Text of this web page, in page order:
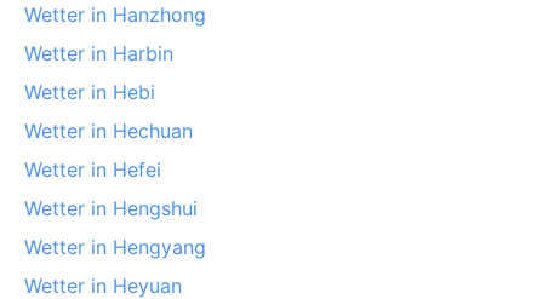
Wetter in Hanzhong
Wetter in Harbin
Wetter in Hebi
Wetter in Hechuan
Wetter in Hefei
Wetter in Hengshui
Wetter in Hengyang
Wetter in Heyuan